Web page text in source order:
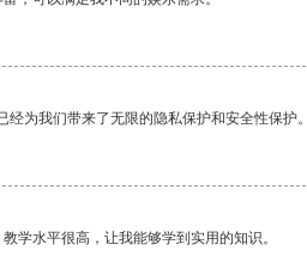
经为我们带来了无限的隐私保护和安全性保护
学水平很高，让我能够学到实用的知识。